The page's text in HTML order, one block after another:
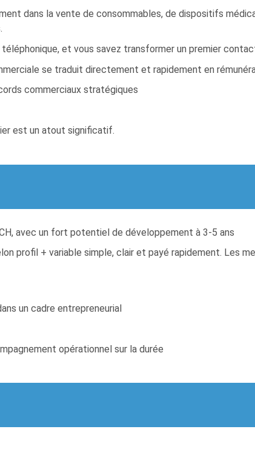
dans la vente de consommables, de dispositifs
et vous savez transformer un premier
se traduit directement et rapidement en
commerciaux stratégiques
est un atout significatif.
avec un fort potentiel de développement à 3-5 ans
profil + variable simple, clair et payé rapidement. Les
un cadre entrepreneurial
opérationnel sur la durée